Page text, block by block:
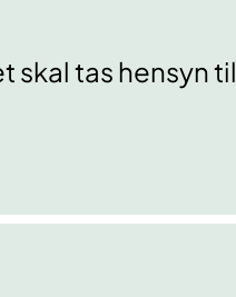
skal tas hensyn til